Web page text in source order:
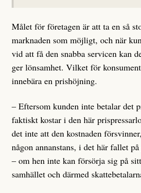
Målet för företagen är att ta en så
marknaden som möjligt, och när
vid att få den snabba servicen kan
ger lönsamhet. Vilket för
innebära en prishöjning.
– Eftersom kunden inte betalar det
faktiskt kostar i den här
det inte att den kostnaden
någon annanstans, i det här fallet
– om hen inte kan försörja sig på
samhället och därmed